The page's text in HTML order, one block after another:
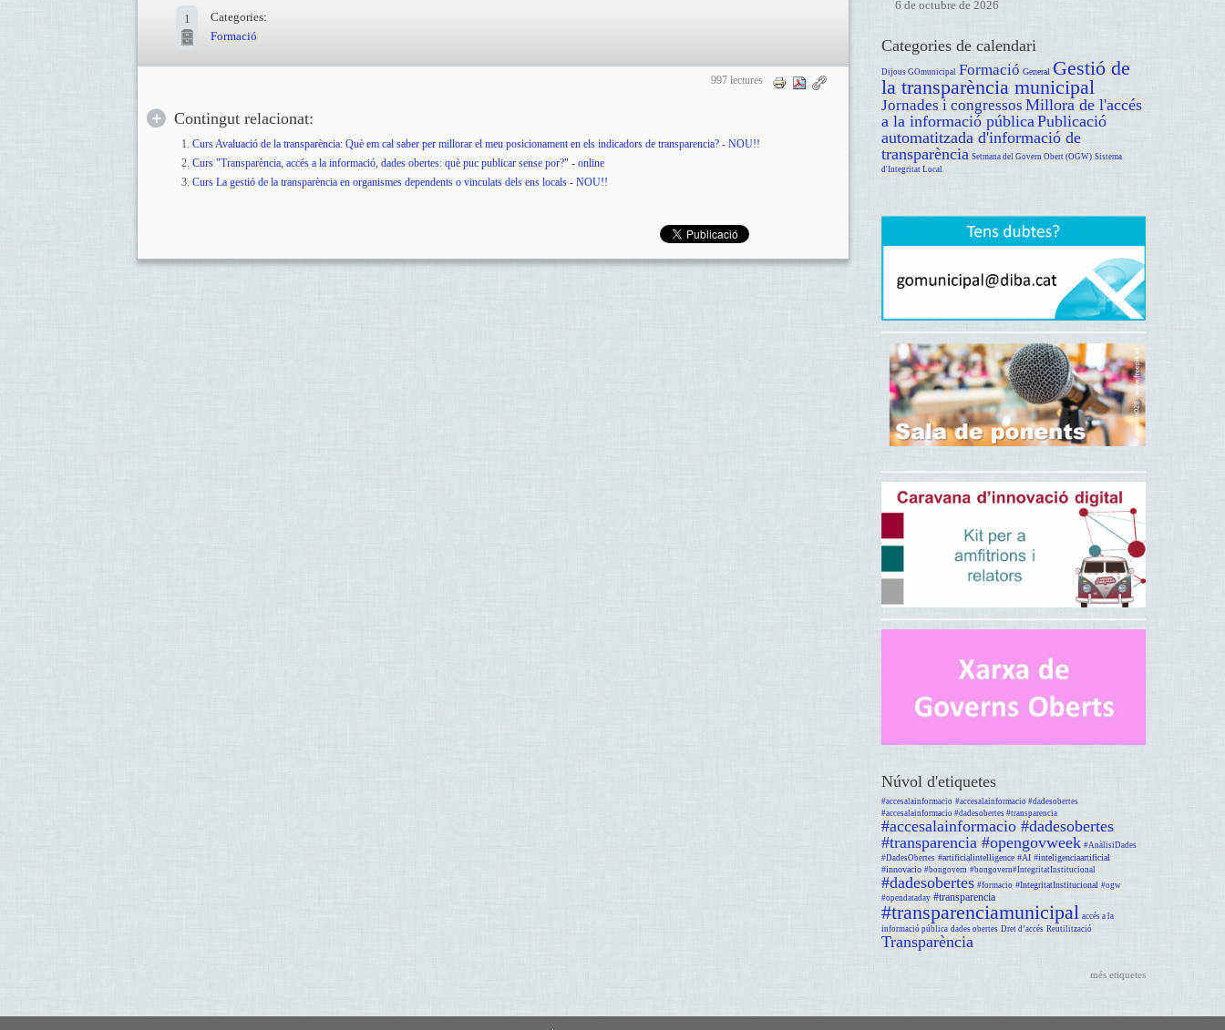
1
Categories:
Formació
997 lectures
Contingut relacionat:
Curs Avaluació de la transparència: Què em cal saber per millorar el meu posicionament en els indicadors de transparencia? - NOU!!
Curs "Transparència, accés a la informació, dades obertes: què puc publicar sense por?" - online
Curs La gestió de la transparència en organismes dependents o vinculats dels ens locals - NOU!!
6 de octubre de 2026
Categories de calendari
Dijous GOmunicipal Formació General Gestió de
la transparència municipal
Jornades i congressos Millora de l'accés
a la informació públicaPublicació
automatitzada d'informació de
transparència Setmana del Govern Obert (OGW) Sistema
d'Integritat Local
Núvol d'etiquetes
#accesalainformacio #accesalainformacio #dadesobertes
#accesalainformacio #dadesobertes #transparencia
#accesalainformacio #dadesobertes
#transparencia #opengovweek #AnàlisiDades
#DadesObertes #artificialintelligence #AI #inteligenciaartificial
#innovacio #bongovern #bongovern#IntegritatInstitucional
#dadesobertes #formacio #IntegritatInstitucional #ogw
#opendataday #transparencia
#transparenciamunicipal accés a la
informació pública dades obertes Dret d’accés Reutilització
Transparència
més etiquetes